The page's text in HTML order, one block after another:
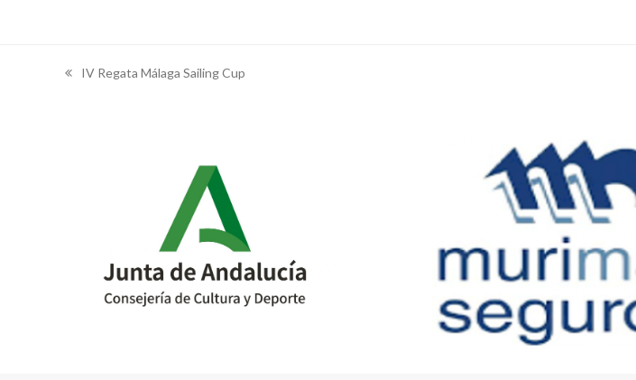
previous
IV Regata Málaga Sailing Cup